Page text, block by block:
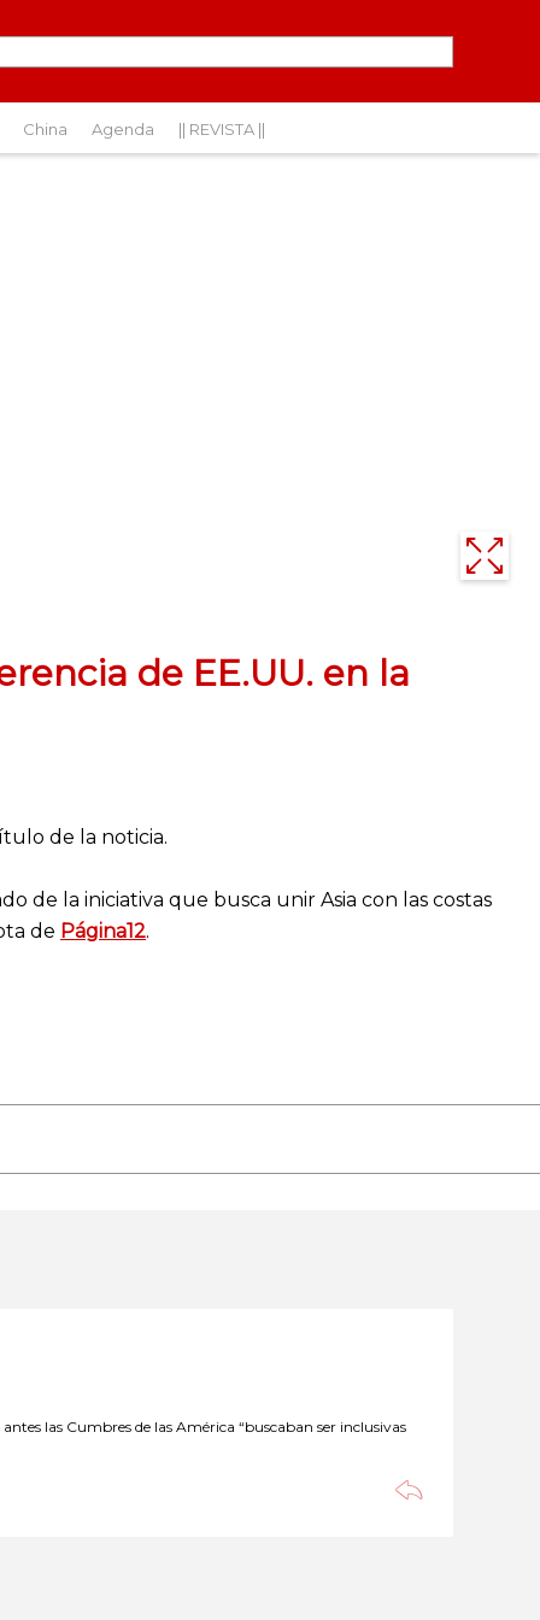
China Agenda || REVISTA ||
de EE.UU. en la
de la noticia.
de la iniciativa que busca unir Asia con las costas
de Página12.
las Cumbres de las América “buscaban ser inclusivas